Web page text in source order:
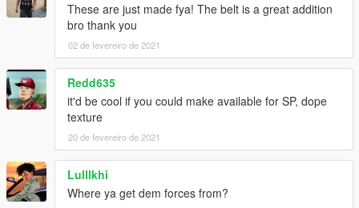
These are just made fya! The belt is a great addition
bro thank you
02 de fevereiro de 2021
Redd635
it'd be cool if you could make available for SP, dope
texture
20 de fevereiro de 2021
Lulllkhi
Where ya get dem forces from?